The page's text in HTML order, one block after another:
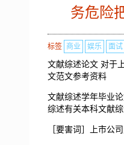
务危险
标签 商业 娱乐 面试
文献综述论文 对于
文范文参考资料
文献综述学年毕业
综述有关本科文献综
［要害词］上市公